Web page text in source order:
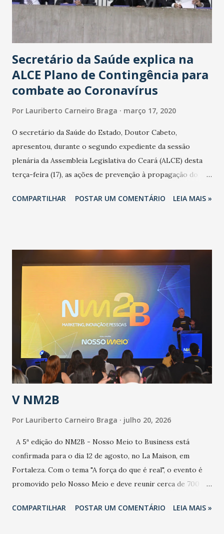
Secretário da Saúde explica na
ALCE Plano de Contingência para
combate ao Coronavírus
Por Lauriberto Carneiro Braga março 17, 2020
O secretário da Saúde do Estado, Doutor Cabeto,
apresentou, durante o segundo expediente da sessão
plenária da Assembleia Legislativa do Ceará (ALCE) desta
terça-feira (17), as ações de prevenção à propagação do
adotadas pelo Governo do Estado na contenção da
população suspeita e de cuidados com os ambientes
públicos e domiciliares. “Nós não estamos vivendo uma
epidemia comum, como temos em todos os anos, com
aumento de casos de dengue, influenza ou H1N1. Trata-se
de uma epidemia com um vírus diferente, com um poder de
contaminação maior que outros coronavírus”, apontou o
secretário. Segundo ele, é uma epidemia com chance de
contaminação alta, podendo gerar um grande risco à
população e ao sistema de saúde. “Precisamos saber fazer a
estratificação do risco da doença, para não so...
COMPARTILHAR POSTAR UM COMENTÁRIO LEIA MAIS »
V NM2B
Por Lauriberto Carneiro Braga julho 20, 2026
A 5ª edição do NM2B - Nosso Meio to Business está
confirmada para o dia 12 de agosto, no La Maison, em
Fortaleza. Com o tema "A força do que é real", o evento é
promovido pelo Nosso Meio e deve reunir cerca de 700
e lideranças do Mercado Nacional. Desde 2022, o NM2B
COMPARTILHAR POSTAR UM COMENTÁRIO LEIA MAIS »